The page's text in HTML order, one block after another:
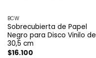
BCW
Sobrecubierta de Papel
Negro para Disco Vinilo de
30,5 cm
$16.100